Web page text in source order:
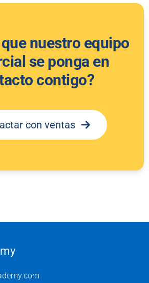
nuestro equipo
se ponga en
contigo?
con ventas